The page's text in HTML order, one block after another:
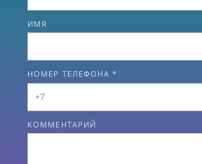
ИМЯ
НОМЕР ТЕЛЕФОНА *
КОММЕНТАРИЙ